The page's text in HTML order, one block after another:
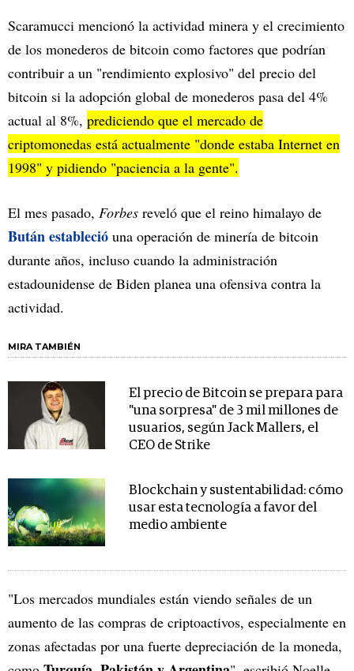
Scaramucci mencionó la actividad minera y el crecimiento
de los monederos de bitcoin como factores que podrían
contribuir a un "rendimiento explosivo" del precio del
bitcoin si la adopción global de monederos pasa del 4%
actual al 8%, prediciendo que el mercado de
criptomonedas está actualmente "donde estaba Internet en
1998" y pidiendo "paciencia a la gente".
El mes pasado, Forbes reveló que el reino himalayo de
Bután estableció una operación de minería de bitcoin
durante años, incluso cuando la administración
estadounidense de Biden planea una ofensiva contra la
actividad.
MIRA TAMBIÉN
El precio de Bitcoin se prepara para
"una sorpresa" de 3 mil millones de
usuarios, según Jack Mallers, el
CEO de Strike
Blockchain y sustentabilidad: cómo
usar esta tecnología a favor del
medio ambiente
"Los mercados mundiales están viendo señales de un
aumento de las compras de criptoactivos, especialmente en
zonas afectadas por una fuerte depreciación de la moneda,